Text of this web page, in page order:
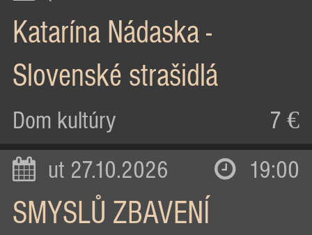
Katarína Nádaska -
Slovenské strašidlá
Dom kultúry 7 €
ut 27.10.2026 19:00
SMYSLŮ ZBAVENÍ